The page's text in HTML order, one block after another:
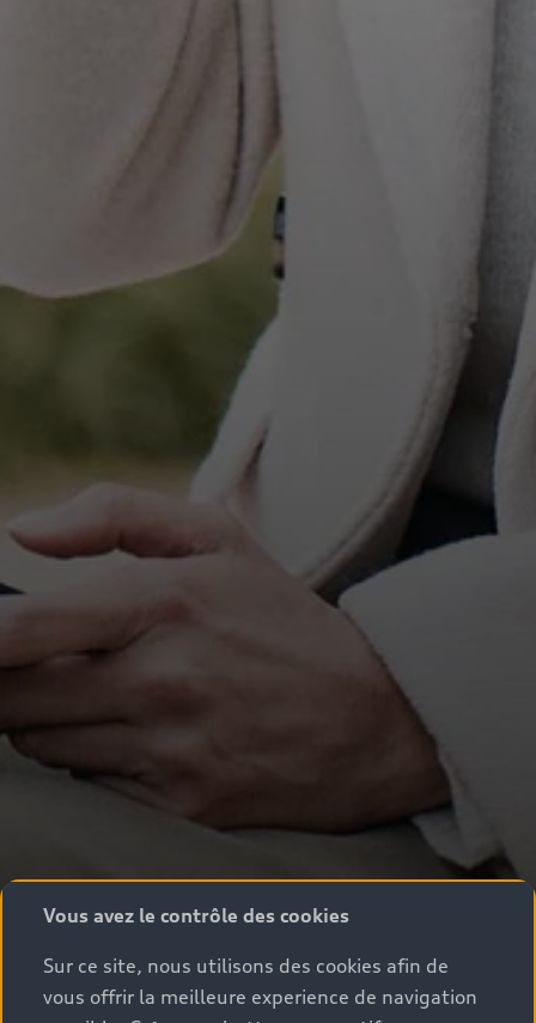
Vous avez le contrôle des cookies
Sur ce site, nous utilisons des cookies afin de
vous offrir la meilleure experience de navigation